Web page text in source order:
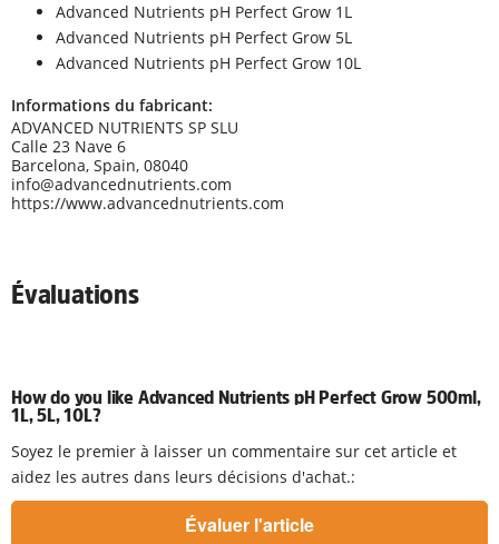
Advanced Nutrients pH Perfect Grow 1L
Advanced Nutrients pH Perfect Grow 5L
Advanced Nutrients pH Perfect Grow 10L
Informations du fabricant:
ADVANCED NUTRIENTS SP SLU
Calle 23 Nave 6
Barcelona, Spain, 08040
info@advancednutrients.com
https://www.advancednutrients.com
Évaluations
How do you like Advanced Nutrients pH Perfect Grow 500ml,
1L, 5L, 10L?
Soyez le premier à laisser un commentaire sur cet article et
aidez les autres dans leurs décisions d'achat.: